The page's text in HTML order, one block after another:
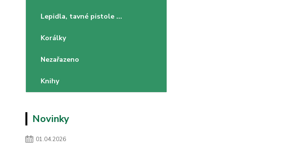
Lepidla, tavné pistole ...
Korálky
Nezařazeno
Knihy
Novinky
01.04.2026